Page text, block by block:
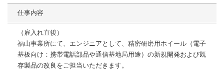
仕事内容
（雇入れ直後）
福山事業所にて、エンジニアとして、精密研磨用ホイール（電子
基板向け：携帯電話部品や通信基地局用途）の新規開発および既
存製品の改良をご担当いただきます。